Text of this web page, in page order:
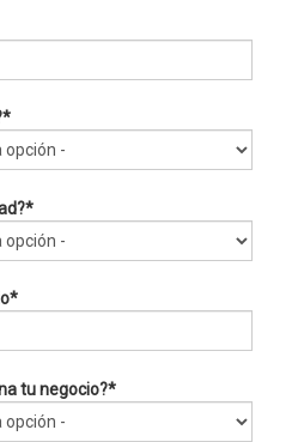
*
*
*
tu negocio?*